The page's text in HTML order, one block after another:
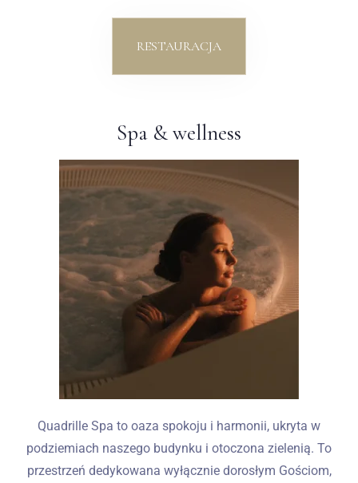
RESTAURACJA
Spa & wellness
Quadrille Spa to oaza spokoju i harmonii, ukryta w
podziemiach naszego budynku i otoczona zielenią. To
przestrzeń dedykowana wyłącznie dorosłym Gościom,